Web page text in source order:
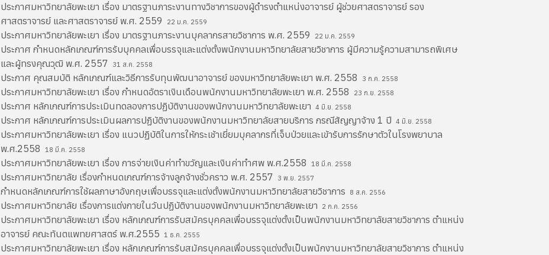
ประกาศมหาวิทยาลัยพะเยา เรื่อง มาตรฐานภาระงานทางวิชาการของผู้ดำรงตำแหน่งอาจารย์ ผู้ช่วยศาสตราจารย์ รอง
ศาสตราจารย์ และศาสตราจารย์ พ.ศ. 2559
22 ม.ค. 2559
ประกาศมหาวิทยาลัยพะเยา เรื่อง มาตรฐานภาระงานบุคลากรสายวิชาการ พ.ศ. 2559 22 ม.ค. 2559
ประกาศ กำหนดหลักเกณฑ์การรับบุคคลเพื่อบรรจุและแต่งตั้งพนักงานมหาวิทยาลัยสายวิชาการ ผู้มีความรู้ความสามารถพิเศษ
และผู้ทรงคุณวุฒิ พ.ศ. 2557
31 ส.ค. 2558
ประกาศ คุณสมบัติ หลักเกณฑ์และวิธีการรับทุนพัฒนาอาจารย์ ของมหาวิทยาลัยพะเยา พ.ศ. 2558 3 ก.ค. 2558
ประกาศมหาวิทยาลัยพะเยา เรื่อง กำหนดอัตราเงินเดือนพนักงานมหาวิทยาลัยพะเยา พ.ศ. 2558 23 ก.ย. 2558
ประกาศ หลักเกณฑ์การประเมินทดลองการปฏิบัติงานของพนักงานมหาวิทยาลัยพะเยา 4 มิ.ย. 2558
ประกาศ หลักเกณฑ์การประเมินผลการปฏิบัติงานของพนักงานมหาวิทยาลัยสายบริการ กรณีสัญญาจ้าง 1 ปี 4 มิ.ย. 2558
ประกาศมหาวิทยาลัยพะเยา เรื่อง แนวปฏิบัติในการให้กระเช้าเยี่ยมบุคลากรที่เจ็บป่วยและเข้ารับการรักษาตัวในโรงพยาบาล
พ.ศ.2558
18 มี.ค. 2558
ประกาศมหาวิทยาลัยพะเยา เรื่อง การจ่ายเงินค่าทำขวัญและเงินค่าทำศพ พ.ศ.2558 18 มี.ค. 2558
ประกาศมหาวิทยาลัย เรื่องกำหนดเกณฑ์การจ้างลูกจ้างชั่วคราว พ.ศ. 2557 3 พ.ย. 2557
กำหนดหลักเกณฑ์การใช้ผลภาษาอังกฤษเพื่อบรรจุและแต่งตั้งพนักงานมหาวิทยาลัยสายวิชาการ 8 ส.ค. 2556
ประกาศมหาวิทยาลัย เรื่องการแต่งกายในวันปฏิบัติงานของพนักงานมหาวิทยาลัยพะเยา 2 ก.ค. 2556
ประกาศมหาวิทยาลัยพะเยา เรื่อง หลักเกณฑ์การรับสมัครบุคคลเพื่อบรรจุแต่งตั้งเป็นพนักงานมหาวิทยาลัยสายวิชาการ ตำแหน่ง
อาจารย์ คณะทันตแพทยศาสตร์ พ.ศ.2555 1 ธ.ค. 2555
ประกาศมหาวิทยาลัยพะเยา เรื่อง หลักเกณฑ์การรับสมัครบุคคลเพื่อบรรจุแต่งตั้งเป็นพนักงานมหาวิทยาลัยสายวิชาการ ตำแหน่ง